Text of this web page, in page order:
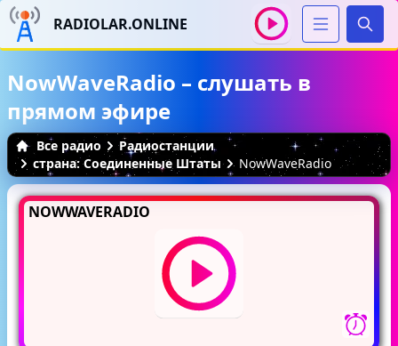
RADIOLAR.ONLINE
NowWaveRadio – слушать в
прямом эфире
Все радио
Радиостанции
страна: Соединенные Штаты
NowWaveRadio
NOWWAVERADIO